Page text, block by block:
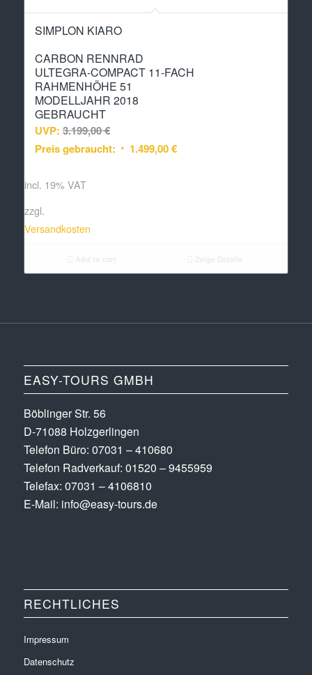
SIMPLON KIARO
CARBON RENNRAD
ULTEGRA-COMPACT 11-FACH
RAHMENHÖHE 51
MODELLJAHR 2018
GEBRAUCHT
UVP: 3.199,00€
Preis gebraucht:
1.499,00€
incl. 19% VAT
zzgl.
Versandkosten
EASY-TOURS GMBH
Böblinger Str. 56
D-71088 Holzgerlingen
Telefon Büro: 07031 – 410680
Telefon Radverkauf: 01520 – 9455959
Telefax: 07031 – 4106810
E-Mail: info@easy-tours.de
RECHTLICHES
Impressum
Datenschutz